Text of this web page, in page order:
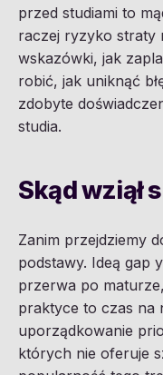
przed studiami to
raczej ryzyko straty
wskazówki, jak
robić, jak uniknąć
zdobyte
studia.
Skąd wziął
Zanim przejdziemy
podstawy. Ideą gap
przerwa po
praktyce to czas na
uporządkowanie
których nie oferuje